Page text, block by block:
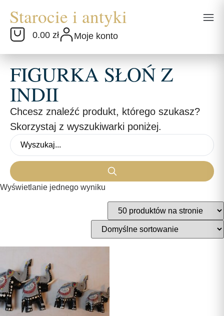
0.00 zł Moje konto
FIGURKA SŁOŃ Z
INDII
Chcesz znaleźć produkt, którego szukasz?
Skorzystaj z wyszukiwarki poniżej.
Wyświetlanie jednego wyniku